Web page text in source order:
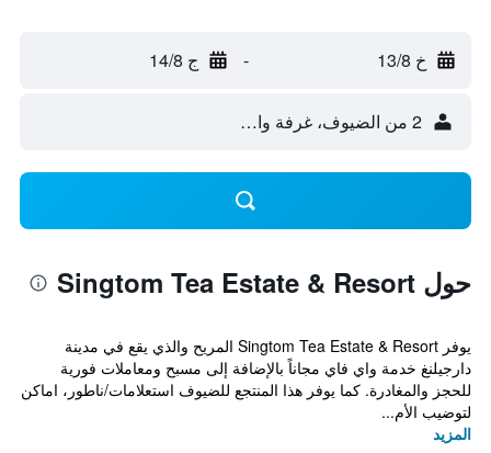
خ 13/8 - ج 14/8
2 من الضيوف، غرفة واحدة
حول Singtom Tea Estate & Resort
يوفر Singtom Tea Estate & Resort المريح والذي يقع في مدينة
دارجيلنغ خدمة واي فاي مجاناً بالإضافة إلى مسبح ومعاملات فورية
للحجز والمغادرة. كما يوفر هذا المنتجع للضيوف استعلامات/ناطور، اماكن
لتوضيب الأم...
المزيد